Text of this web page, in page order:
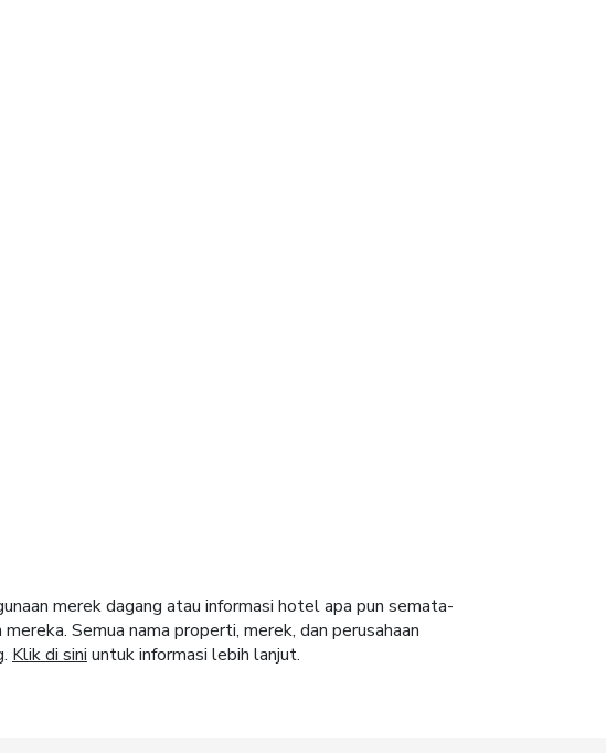
merek dagang atau informasi hotel apa pun semata-
Semua nama properti, merek, dan perusahaan
Klik di sini untuk informasi lebih lanjut.